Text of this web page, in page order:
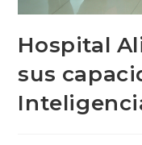
Hospital
sus